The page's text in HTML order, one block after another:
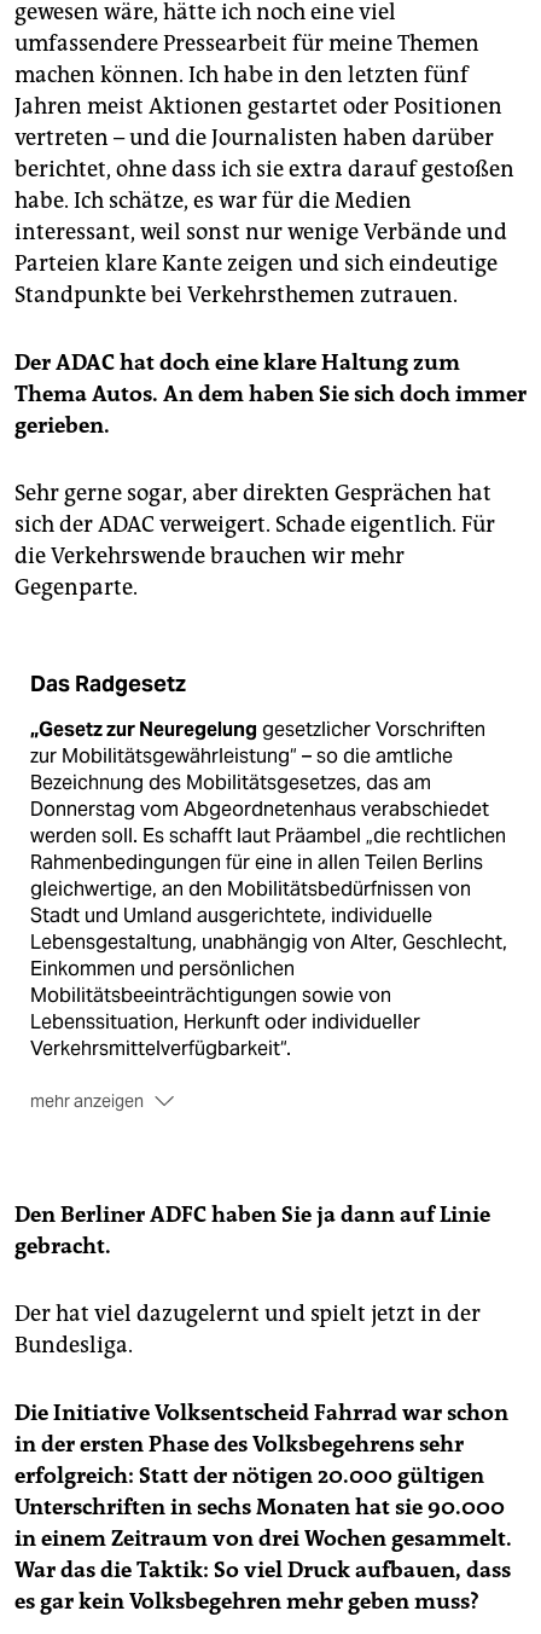
gewesen wäre, hätte ich noch eine viel
umfassendere Pressearbeit für meine Themen
machen können. Ich habe in den letzten fünf
Jahren meist Aktionen gestartet oder Positionen
vertreten – und die Journalisten haben darüber
berichtet, ohne dass ich sie extra darauf gestoßen
habe. Ich schätze, es war für die Medien
interessant, weil sonst nur wenige Verbände und
Parteien klare Kante zeigen und sich eindeutige
Standpunkte bei Verkehrsthemen zutrauen.
Der ADAC hat doch eine klare Haltung zum
Thema Autos. An dem haben Sie sich doch immer
gerieben.
Sehr gerne sogar, aber direkten Gesprächen hat
sich der ADAC verweigert. Schade eigentlich. Für
die Verkehrswende brauchen wir mehr
Gegenparte.
Das Radgesetz
„Gesetz zur Neuregelung gesetzlicher Vorschriften
zur Mobilitätsgewährleistung“ – so die amtliche
Bezeichnung des Mobilitätsgesetzes, das am
Donnerstag vom Abgeordnetenhaus verabschiedet
werden soll. Es schafft laut Präambel „die rechtlichen
Rahmenbedingungen für eine in allen Teilen Berlins
gleichwertige, an den Mobilitätsbedürfnissen von
Stadt und Umland ausgerichtete, individuelle
Lebensgestaltung, unabhängig von Alter, Geschlecht,
Einkommen und persönlichen
Mobilitätsbeeinträchtigungen sowie von
Lebenssituation, Herkunft oder individueller
Verkehrsmittel­verfügbarkeit“.
mehr anzeigen
Autoverkehr ergänzt wird – im Kern bleibt es ein
Radgesetz. Deutschlands erstes, um genau zu sein.
bestehenden Rad-Kapitels sind die Ausstattung aller
Hauptverkehrsstraßen mit sicheren und bequem zu
befahrenden Radverkehrsanlagen, die Einrichtung
100 Kilometern Radschnellweg, die Errichtung von
100.000 neuen Radabstellplätzen sowie von
Fahrradparkhäusern an bedeutenden
Umsteigebahnhöfen. Auch wird festgelegt, dass alle
fünf Jahre eine Erhebung über das
Sicherheitsempfinden von RadfahrerInnen an
Knotenpunkten stattfinden soll.
Ganz konkret wird eserst mit dem Radverkehrsplan,
Den Berliner ADFC haben Sie ja dann auf Linie
gebracht.
Der hat viel dazugelernt und spielt jetzt in der
Bundesliga.
Die Initiative Volksentscheid Fahrrad war schon
in der ersten Phase des Volksbegehrens sehr
erfolgreich: Statt der nötigen 20.000 gültigen
Unterschriften in sechs Monaten hat sie 90.000
in einem Zeitraum von drei Wochen gesammelt.
War das die Taktik: So viel Druck aufbauen, dass
es gar kein Volksbegehren mehr geben muss?